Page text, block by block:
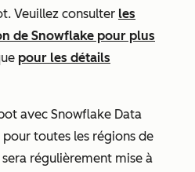
Veuillez consulter les
de Snowflake pour plus
pour les détails
avec Snowflake Data
toutes les régions de
régulièrement mise à